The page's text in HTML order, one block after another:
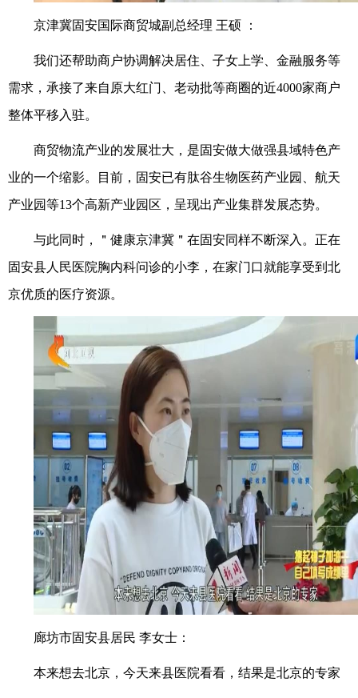
京津冀固安国际商贸城副总经理 王硕 ：
我们还帮助商户协调解决居住、子女上学、金融服务等
需求，承接了来自原大红门、老动批等商圈的近4000家商户
整体平移入驻。
商贸物流产业的发展壮大，是固安做大做强县域特色产
业的一个缩影。目前，固安已有肽谷生物医药产业园、航天
产业园等13个高新产业园区，呈现出产业集群发展态势。
与此同时，＂健康京津冀＂在固安同样不断深入。正在
固安县人民医院胸内科问诊的小李，在家门口就能享受到北
京优质的医疗资源。
廊坊市固安县居民 李女士：
本来想去北京，今天来县医院看看，结果是北京的专家